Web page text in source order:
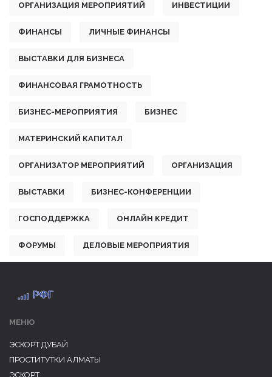
ОРГАНИЗАЦИЯ МЕРОПРИЯТИЙ ИНВЕСТИЦИИ
ФИНАНСЫ ЛИЧНЫЕ ФИНАНСЫ
ВЫСТАВКИ ДЛЯ БИЗНЕСА
ФИНАНСОВАЯ ГРАМОТНОСТЬ
БИЗНЕС-МЕРОПРИЯТИЯ БИЗНЕС
МАТЕРИНСКИЙ КАПИТАЛ
ОРГАНИЗАТОР МЕРОПРИЯТИЙ ОРГАНИЗАЦИЯ
ВЫСТАВКИ БИЗНЕС-КОНФЕРЕНЦИИ
ГОСПОДДЕРЖКА ОНЛАЙН КРЕДИТ
ФОРУМЫ ДЕЛОВЫЕ МЕРОПРИЯТИЯ
МЕНЮ
ЭСКОРТ ДУБАЙ
ПРОСТИТУТКИ АЛМАТЫ
ЭСКОРТ